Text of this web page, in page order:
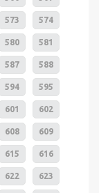
573 574
580 581
587 588
594 595
601 602
608 609
615 616
622 623